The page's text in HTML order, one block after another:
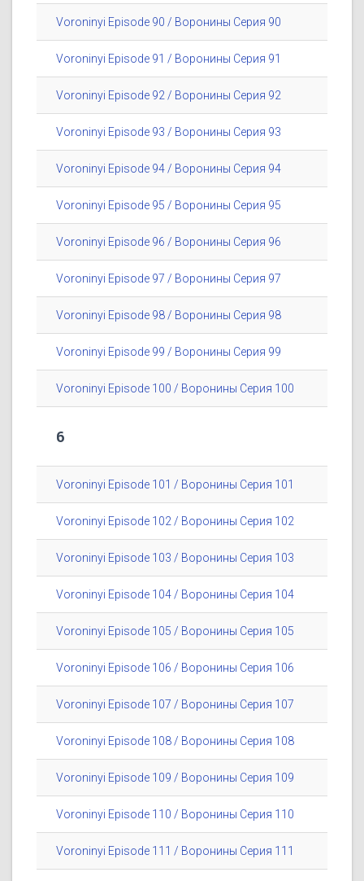
Voroninyi Episode 90 / Воронины Серия 90
Voroninyi Episode 91 / Воронины Серия 91
Voroninyi Episode 92 / Воронины Серия 92
Voroninyi Episode 93 / Воронины Серия 93
Voroninyi Episode 94 / Воронины Серия 94
Voroninyi Episode 95 / Воронины Серия 95
Voroninyi Episode 96 / Воронины Серия 96
Voroninyi Episode 97 / Воронины Серия 97
Voroninyi Episode 98 / Воронины Серия 98
Voroninyi Episode 99 / Воронины Серия 99
Voroninyi Episode 100 / Воронины Серия 100
6
Voroninyi Episode 101 / Воронины Серия 101
Voroninyi Episode 102 / Воронины Серия 102
Voroninyi Episode 103 / Воронины Серия 103
Voroninyi Episode 104 / Воронины Серия 104
Voroninyi Episode 105 / Воронины Серия 105
Voroninyi Episode 106 / Воронины Серия 106
Voroninyi Episode 107 / Воронины Серия 107
Voroninyi Episode 108 / Воронины Серия 108
Voroninyi Episode 109 / Воронины Серия 109
Voroninyi Episode 110 / Воронины Серия 110
Voroninyi Episode 111 / Воронины Серия 111